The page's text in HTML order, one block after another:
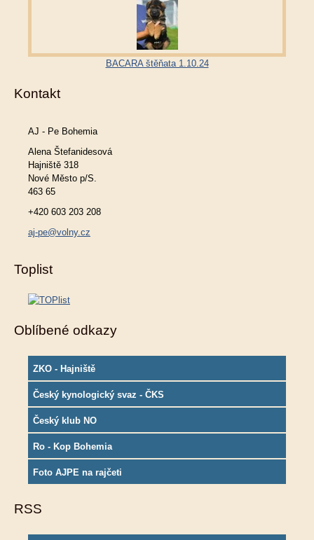
BACARA štěňata 1.10.24
Kontakt
AJ - Pe Bohemia
Alena Štefanidesová
Hajniště 318
Nové Město p/S.
463 65
+420 603 203 208
aj-pe@volny.cz
Toplist
Oblíbené odkazy
ZKO - Hajniště
Český kynologický svaz - ČKS
Český klub NO
Ro - Kop Bohemia
Foto AJPE na rajčeti
RSS